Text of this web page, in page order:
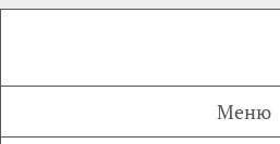
Меню